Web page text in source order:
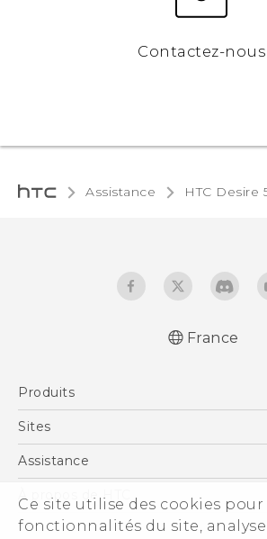
Ce site utilise des cookies
fonctionnalités du site,
Contactez-nous
Assistance HTC Desire
English - User
France
Produits
Smartphones
Vive
Accessoires
Sites
HTC Vive
HTC Pro
Assistance
eCommerce Support
À propos de HTC
ESG